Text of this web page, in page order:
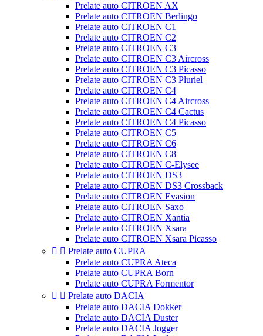
Prelate auto CITROEN AX
Prelate auto CITROEN Berlingo
Prelate auto CITROEN C1
Prelate auto CITROEN C2
Prelate auto CITROEN C3
Prelate auto CITROEN C3 Aircross
Prelate auto CITROEN C3 Picasso
Prelate auto CITROEN C3 Pluriel
Prelate auto CITROEN C4
Prelate auto CITROEN C4 Aircross
Prelate auto CITROEN C4 Cactus
Prelate auto CITROEN C4 Picasso
Prelate auto CITROEN C5
Prelate auto CITROEN C6
Prelate auto CITROEN C8
Prelate auto CITROEN C-Elysee
Prelate auto CITROEN DS3
Prelate auto CITROEN DS3 Crossback
Prelate auto CITROEN Evasion
Prelate auto CITROEN Saxo
Prelate auto CITROEN Xantia
Prelate auto CITROEN Xsara
Prelate auto CITROEN Xsara Picasso
  Prelate auto CUPRA
Prelate auto CUPRA Ateca
Prelate auto CUPRA Born
Prelate auto CUPRA Formentor
  Prelate auto DACIA
Prelate auto DACIA Dokker
Prelate auto DACIA Duster
Prelate auto DACIA Jogger